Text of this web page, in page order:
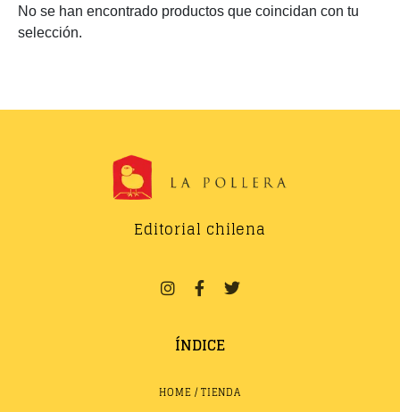
No se han encontrado productos que coincidan con tu
selección.
Editorial chilena
ÍNDICE
HOME / TIENDA